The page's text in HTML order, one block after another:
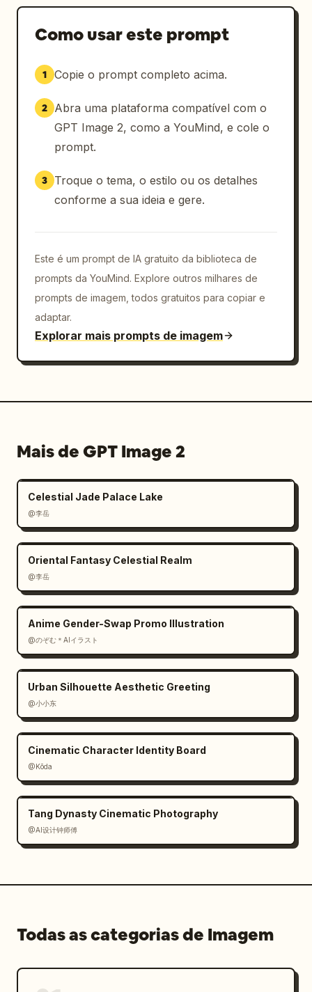
Como usar este prompt
1 Copie o prompt completo acima.
2
Abra uma plataforma compatível com o
GPT Image 2, como a YouMind, e cole o
prompt.
3
Troque o tema, o estilo ou os detalhes
conforme a sua ideia e gere.
Este é um prompt de IA gratuito da biblioteca de
prompts da YouMind. Explore outros milhares de
prompts de imagem, todos gratuitos para copiar e
adaptar.
Explorar mais prompts de imagem
Mais de GPT Image 2
Celestial Jade Palace Lake
@李岳
Oriental Fantasy Celestial Realm
@李岳
Anime Gender-Swap Promo Illustration
@のぞむ＊AIイラスト
Urban Silhouette Aesthetic Greeting
@小小东
Cinematic Character Identity Board
@Kōda
Tang Dynasty Cinematic Photography
@AI设计钟师傅
Todas as categorias de Imagem